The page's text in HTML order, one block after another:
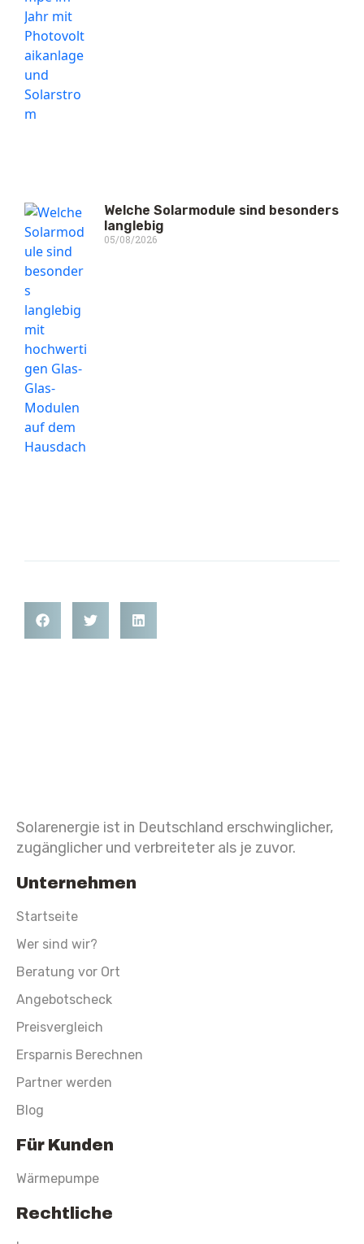
Welche Solarmodule sind besonders
langlebig
05/08/2026
Solarenergie ist in Deutschland erschwinglicher,
zugänglicher und verbreiteter als je zuvor.
Unternehmen
Startseite
Wer sind wir?
Beratung vor Ort
Angebotscheck
Preisvergleich
Ersparnis Berechnen
Partner werden
Blog
Für Kunden
Wärmepumpe
Rechtliche